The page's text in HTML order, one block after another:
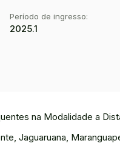
Período de ingresso:
2025.1
na Modalidade a
Jaguaruana,